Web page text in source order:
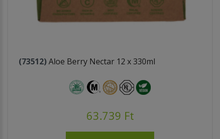
(73512)Aloe Berry Nectar 12 x 330ml
63.739 Ft